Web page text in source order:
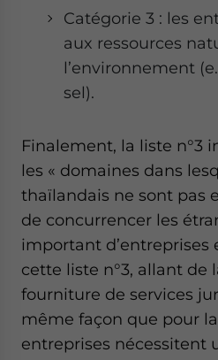
Catégorie 3 : les
aux ressources
l’environnement
sel).
Finalement, la liste n°3
les « domaines dans
thaïlandais ne sont pas
de concurrencer les
important d’entreprises
cette liste n°3, allant de
fourniture de services
même façon que pour
entreprises nécessitent